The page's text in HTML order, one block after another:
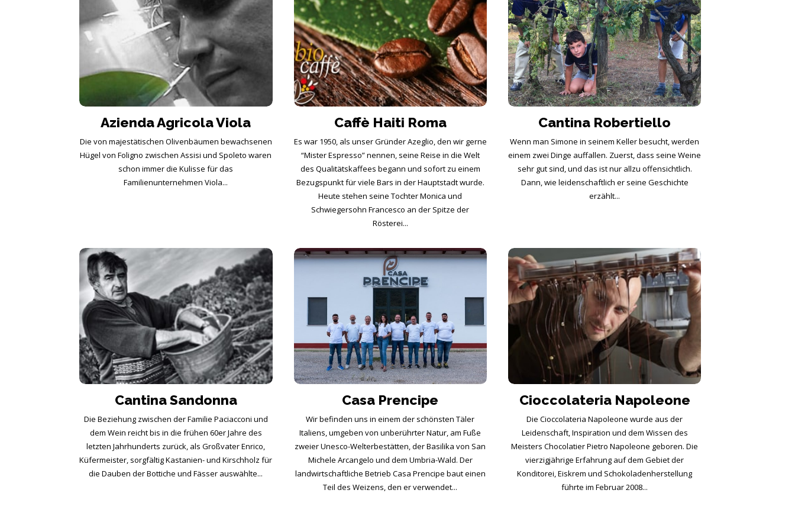
Azienda Agricola Viola
Die von majestätischen Olivenbäumen bewachsenen
Hügel von Foligno zwischen Assisi und Spoleto waren
schon immer die Kulisse für das
Familienunternehmen Viola...
Caffè Haiti Roma
Es war 1950, als unser Gründer Azeglio, den wir gerne
“Mister Espresso” nennen, seine Reise in die Welt
des Qualitätskaffees begann und sofort zu einem
Bezugspunkt für viele Bars in der Hauptstadt wurde.
Heute stehen seine Tochter Monica und
Schwiegersohn Francesco an der Spitze der
Rösterei...
Cantina Robertiello
Wenn man Simone in seinem Keller besucht, werden
einem zwei Dinge auffallen. Zuerst, dass seine Weine
sehr gut sind, und das ist nur allzu offensichtlich.
Dann, wie leidenschaftlich er seine Geschichte
erzählt...
Cantina Sandonna
Die Beziehung zwischen der Familie Paciacconi und
dem Wein reicht bis in die frühen 60er Jahre des
letzten Jahrhunderts zurück, als Großvater Enrico,
Küfermeister, sorgfältig Kastanien- und Kirschholz für
die Dauben der Bottiche und Fässer auswählte...
Casa Prencipe
Wir befinden uns in einem der schönsten Täler
Italiens, umgeben von unberührter Natur, am Fuße
zweier Unesco-Welterbestätten, der Basilika von San
Michele Arcangelo und dem Umbria-Wald. Der
landwirtschaftliche Betrieb Casa Prencipe baut einen
Teil des Weizens, den er verwendet...
Cioccolateria Napoleone
Die Cioccolateria Napoleone wurde aus der
Leidenschaft, Inspiration und dem Wissen des
Meisters Chocolatier Pietro Napoleone geboren. Die
vierzigjährige Erfahrung auf dem Gebiet der
Konditorei, Eiskrem und Schokoladenherstellung
führte im Februar 2008...